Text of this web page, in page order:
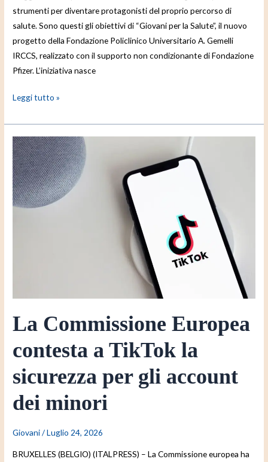
strumenti per diventare protagonisti del proprio percorso di
salute. Sono questi gli obiettivi di “Giovani per la Salute”, il nuovo
progetto della Fondazione Policlinico Universitario A. Gemelli
IRCCS, realizzato con il supporto non condizionante di Fondazione
Pfizer. L’iniziativa nasce
Leggi tutto »
La Commissione Europea
contesta a TikTok la
sicurezza per gli account
dei minori
Giovani/Luglio 24, 2026
BRUXELLES (BELGIO) (ITALPRESS) – La Commissione europea ha
La
Commissione
Europea
contesta
a
minori